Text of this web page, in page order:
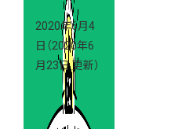
2020年6月4
日 （2020年6
月23日 更新）